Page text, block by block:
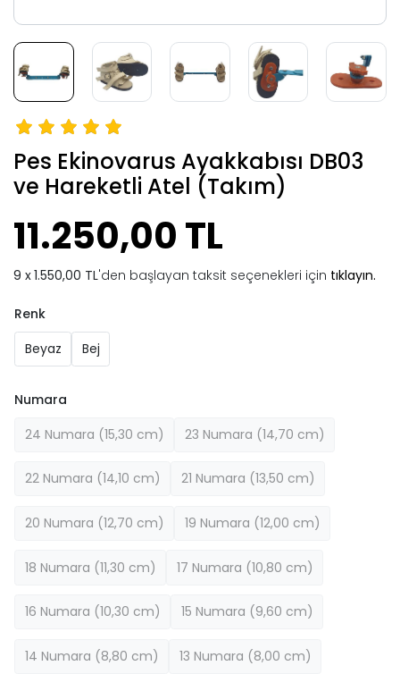
Pes Ekinovarus Ayakkabısı DB03
ve Hareketli Atel (Takım)
11.250,00 TL
1.550,00 TL'den başlayan taksit seçenekleri için tıklayın.
Renk
Beyaz
Bej
Numara
24 Numara (15,30 cm)
23 Numara (14,70 cm)
22 Numara (14,10 cm) 21 Numara (13,50 cm)
20 Numara (12,70 cm) 19 Numara (12,00 cm)
18 Numara (11,30 cm) 17 Numara (10,80 cm)
16 Numara (10,30 cm) 15 Numara (9,60 cm)
14 Numara (8,80 cm) 13 Numara (8,00 cm)